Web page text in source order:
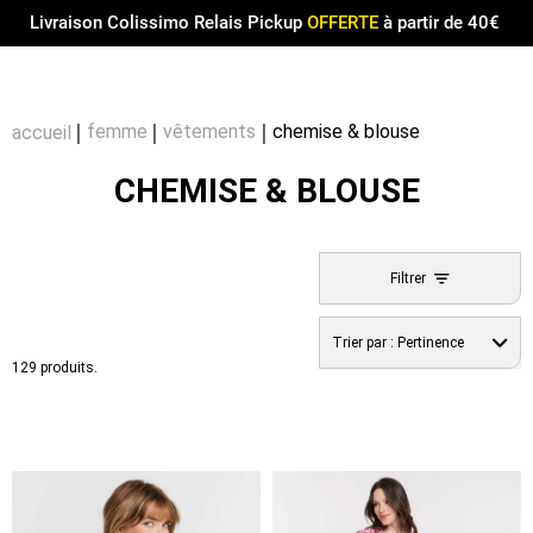
Livraison Colissimo Relais Pickup OFFERTEà partir de 40€
accueil femme vêtements chemise & blouse
CHEMISE & BLOUSE
129 produits.
Filtrer
Trier par : Pertinence